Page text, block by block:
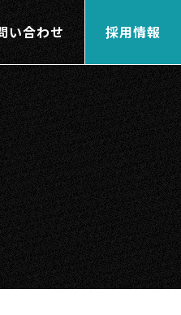
い合わせ 採用情報